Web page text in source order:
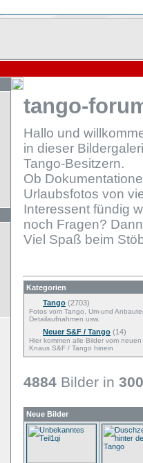
tango-
Hallo und
in dieser
Tango-Besitzern.
Ob
Urlaubsfotos von
Interessent fündig
noch Fragen?
Viel Spaß beim
Kategorien
Tango (2703)
Fotos vom Tango, Um-und
Detailaufnahmen usw.
Neuer S&F / Tango (14)
Hier kommen alle Bilder vom neuen
Knaus S&F / Tango hinein
4884 Bilder in 300
Neue Bilder